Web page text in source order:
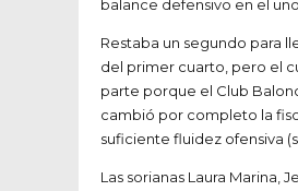
balance defensivo en el
Restaba un segundo para
del primer cuarto, pero el
parte porque el Club
cambió por completo la
suficiente fluidez ofensiva
Las sorianas Laura Marina,